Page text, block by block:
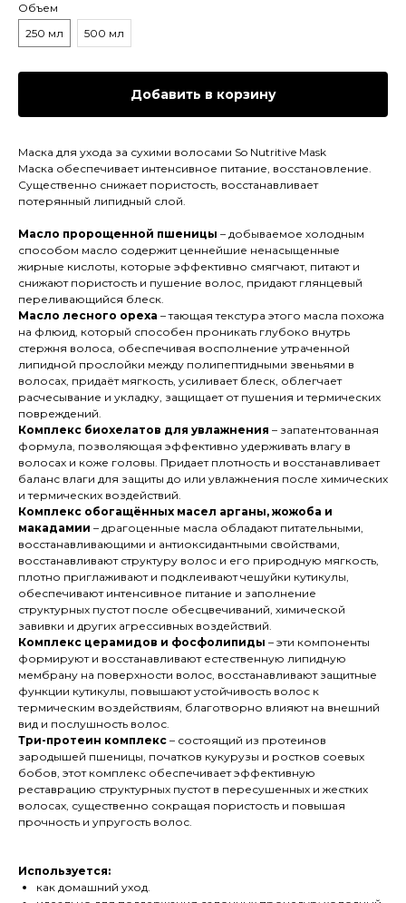
Объем
250 мл
500 мл
Добавить в корзину
Маска для ухода за сухими волосами So Nutritive Mask
Маска обеспечивает интенсивное питание, восстановление.
Существенно снижает пористость, восстанавливает
потерянный липидный слой.
Масло пророщенной пшеницы – добываемое холодным
способом масло содержит ценнейшие ненасыщенные
жирные кислоты, которые эффективно смягчают, питают и
снижают пористость и пушение волос, придают глянцевый
переливающийся блеск.
Масло лесного ореха – тающая текстура этого масла похожа
на флюид, который способен проникать глубоко внутрь
стержня волоса, обеспечивая восполнение утраченной
липидной прослойки между полипептидными звеньями в
волосах, придаёт мягкость, усиливает блеск, облегчает
расчесывание и укладку, защищает от пушения и термических
повреждений.
Комплекс биохелатов для увлажнения – запатентованная
формула, позволяющая эффективно удерживать влагу в
волосах и коже головы. Придает плотность и восстанавливает
баланс влаги для защиты до или увлажнения после химических
и термических воздействий.
Комплекс обогащённых масел арганы, жожоба и
макадамии – драгоценные масла обладают питательными,
восстанавливающими и антиоксидантными свойствами,
восстанавливают структуру волос и его природную мягкость,
плотно приглаживают и подклеивают чешуйки кутикулы,
обеспечивают интенсивное питание и заполнение
структурных пустот после обесцвечиваний, химической
завивки и других агрессивных воздействий.
Комплекс церамидов и фосфолипиды – эти компоненты
формируют и восстанавливают естественную липидную
мембрану на поверхности волос, восстанавливают защитные
функции кутикулы, повышают устойчивость волос к
термическим воздействиям, благотворно влияют на внешний
вид и послушность волос.
Три-протеин комплекс – состоящий из протеинов
зародышей пшеницы, початков кукурузы и ростков соевых
бобов, этот комплекс обеспечивает эффективную
реставрацию структурных пустот в пересушенных и жестких
волосах, существенно сокращая пористость и повышая
прочность и упругость волос.
Используется:
как домашний уход.